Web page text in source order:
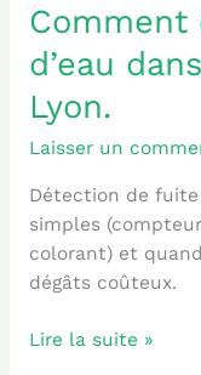
d’eau
Lyon.
Laisser un
Détection de fuite
simples
colorant) et
dégâts coûteux.
Lire la suite »